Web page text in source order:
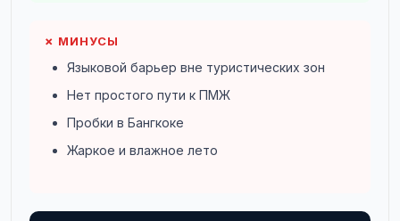
✗ МИНУСЫ
Языковой барьер вне туристических зон
Нет простого пути к ПМЖ
Пробки в Бангкоке
Жаркое и влажное лето